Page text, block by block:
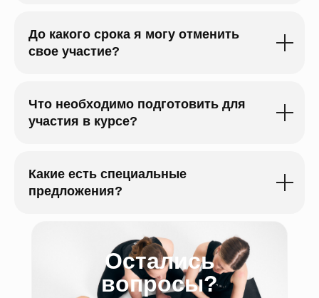
До какого срока я могу отменить
свое участие?
Что необходимо подготовить для
участия в курсе?
Какие есть специальные
предложения?
Остались
вопросы?